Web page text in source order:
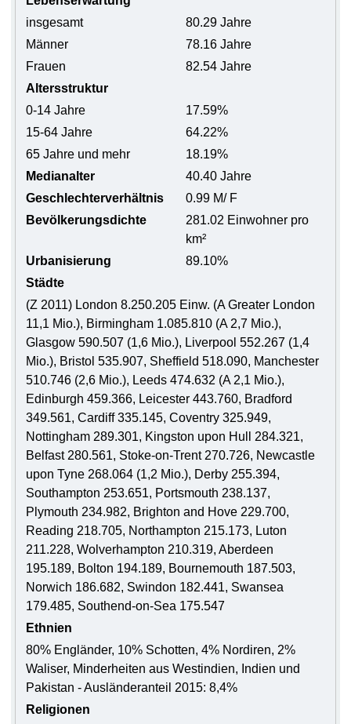
insgesamt
80.29 Jahre
Männer
78.16 Jahre
Frauen
82.54 Jahre
Altersstruktur
0-14 Jahre
17.59%
15-64 Jahre
64.22%
65 Jahre und mehr
18.19%
Medianalter
40.40 Jahre
Geschlechterverhältnis
0.99 M/ F
Bevölkerungsdichte
281.02 Einwohner pro
km²
Urbanisierung
89.10%
Städte
(Z 2011) London 8.250.205 Einw. (A Greater London
11,1 Mio.), Birmingham 1.085.810 (A 2,7 Mio.),
Glasgow 590.507 (1,6 Mio.), Liverpool 552.267 (1,4
Mio.), Bristol 535.907, Sheffield 518.090, Manchester
510.746 (2,6 Mio.), Leeds 474.632 (A 2,1 Mio.),
Edinburgh 459.366, Leicester 443.760, Bradford
349.561, Cardiff 335.145, Coventry 325.949,
Nottingham 289.301, Kingston upon Hull 284.321,
Belfast 280.561, Stoke-on-Trent 270.726, Newcastle
upon Tyne 268.064 (1,2 Mio.), Derby 255.394,
Southampton 253.651, Portsmouth 238.137,
Plymouth 234.982, Brighton and Hove 229.700,
Reading 218.705, Northampton 215.173, Luton
211.228, Wolverhampton 210.319, Aberdeen
195.189, Bolton 194.189, Bournemouth 187.503,
Norwich 186.682, Swindon 182.441, Swansea
179.485, Southend-on-Sea 175.547
Ethnien
80% Engländer, 10% Schotten, 4% Nordiren, 2%
Waliser, Minderheiten aus Westindien, Indien und
Pakistan - Ausländeranteil 2015: 8,4%
Religionen